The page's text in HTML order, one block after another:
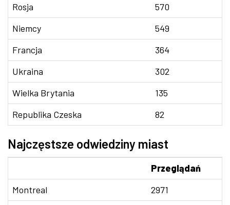
Rosja
570
Niemcy
549
Francja
364
Ukraina
302
Wielka Brytania
135
Republika Czeska
82
Najczęstsze odwiedziny miast
Przeglądań
Montreal
2971